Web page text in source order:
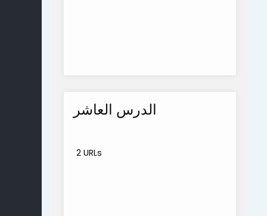
الدرس العاشر
2 URLs